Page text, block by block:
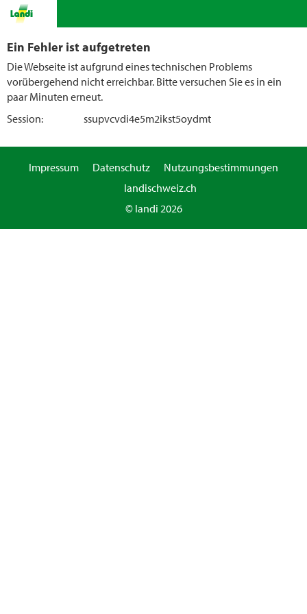
Ein Fehler ist aufgetreten
Die Webseite ist aufgrund eines technischen Problems
vorübergehend nicht erreichbar. Bitte versuchen Sie es in ein
paar Minuten erneut.
Session:
ssupvcvdi4e5m2ikst5oydmt
Impressum Datenschutz
Nutzungsbestimmungen
landischweiz.ch
© landi 2026